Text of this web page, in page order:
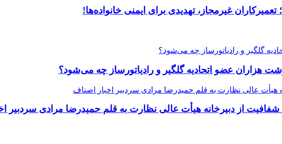
غیرمجاز، تهدیدی برای ایمنی خانواده‌ها!
شفافیت از دبیرخانه هیأت عالی نظارت به قلم حمیدرضا مرادی سردبیر